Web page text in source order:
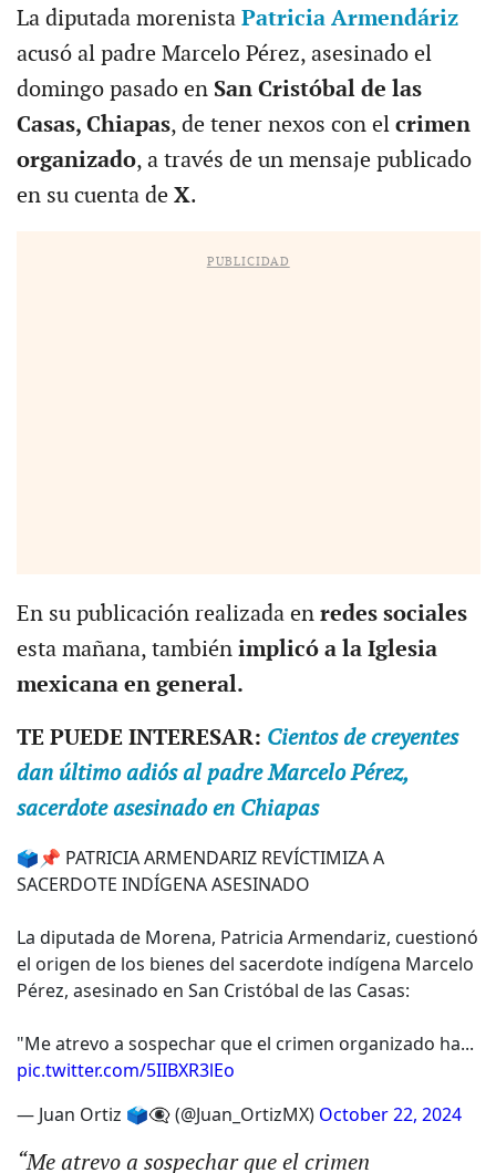
La diputada morenista Patricia Armendáriz
acusó al padre Marcelo Pérez, asesinado el
domingo pasado enSan Cristóbal de las
Casas, Chiapas, de tener nexos con el crimen
organizado, a través de un mensaje publicado
en su cuenta de X.
PUBLICIDAD
En su publicación realizada enredes sociales
esta mañana, también implicó a la Iglesia
mexicana en general.
TE PUEDE INTERESAR: Cientos de creyentes
dan último adiós al padre Marcelo Pérez,
sacerdote asesinado en Chiapas
🗳️📌 PATRICIA ARMENDARIZ REVÍCTIMIZA A
SACERDOTE INDÍGENA ASESINADO
La diputada de Morena, Patricia Armendariz, cuestionó
el origen de los bienes del sacerdote indígena Marcelo
Pérez, asesinado en San Cristóbal de las Casas:
"Me atrevo a sospechar que el crimen organizado ha...
pic.twitter.com/5IIBXR3lEo
— Juan Ortiz 🗳️👁‍🗨 (@Juan_OrtizMX) October 22, 2024
“Me atrevo a sospechar que el crimen